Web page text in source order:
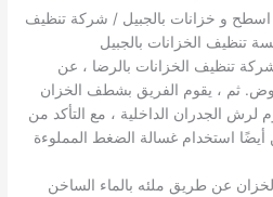
و خزانات بالجبيل / شركة تنظيف
تنظيف الخزانات بالجبيل
تنظيف الخزانات بالرضا ، عن
ثم ، يقوم الفريق بشطف الخزان
لرش الجدران الداخلية ، مع التأكد من
أيضًا استخدام غسالة الضغط المملوءة
عن طريق ملئه بالماء الساخن